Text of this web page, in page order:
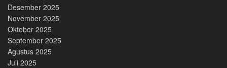
Desember 2025
November 2025
Oktober 2025
September 2025
Agustus 2025
Juli 2025